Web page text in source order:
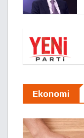
Ekonomi